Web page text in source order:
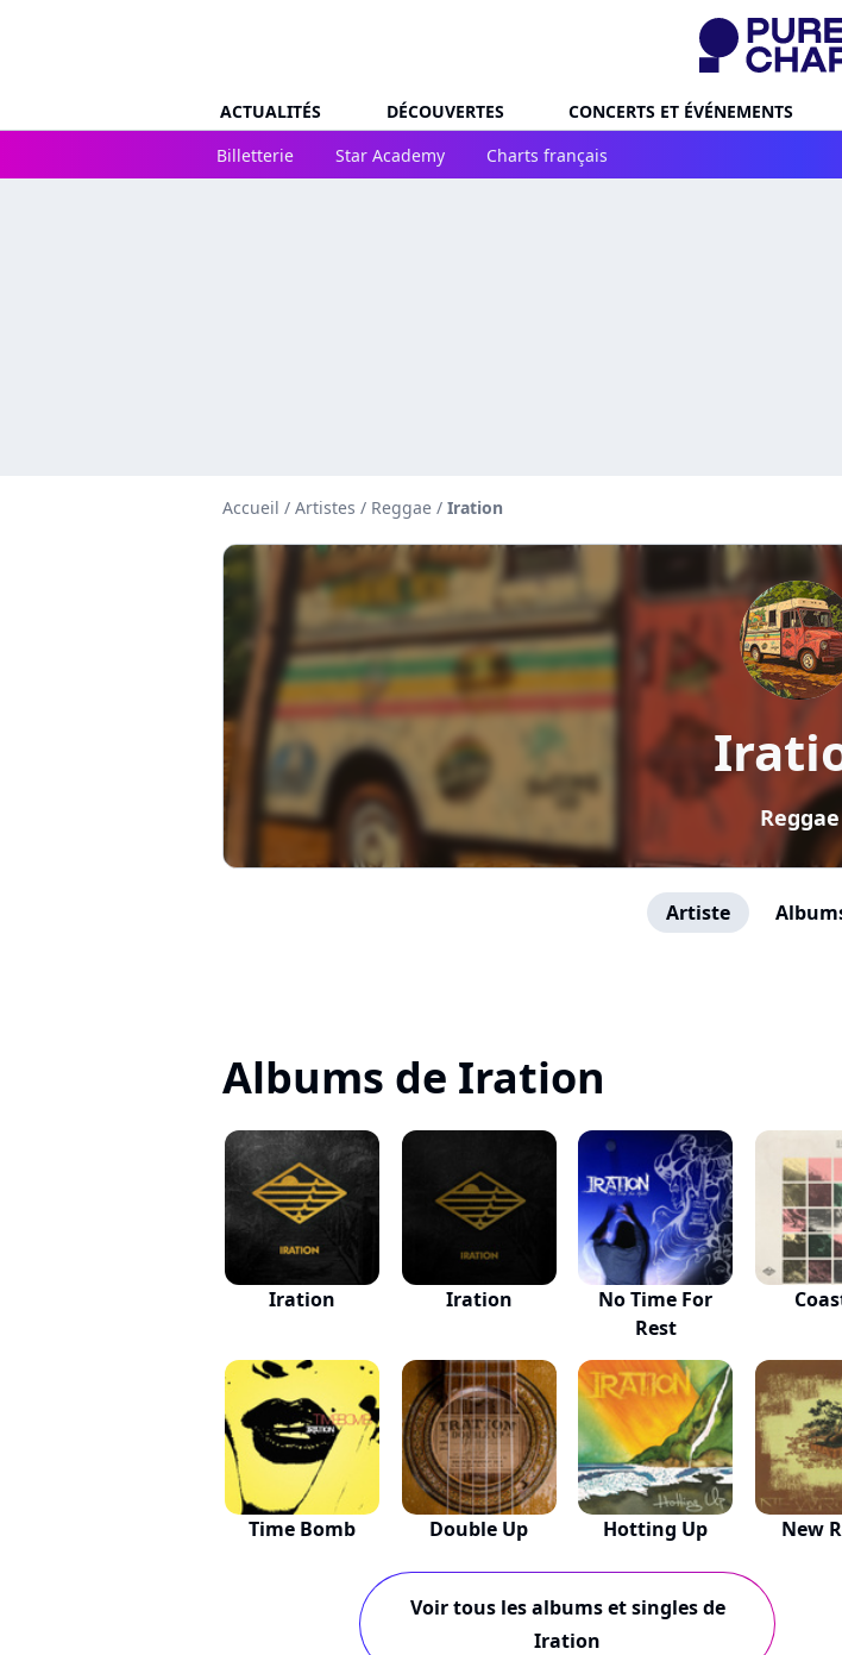
ACTUALITÉS DÉCOUVERTES CONCERTS ET ÉVÉNEMENTS
Billetterie
Star Academy Charts français
Accueil / Artistes / Reggae / Iration
Reggae
Artiste
Albums de Iration
Iration Iration
No Time For
Rest
Time Bomb Double Up Hotting Up New
Voir tous les albums et singles de
Iration